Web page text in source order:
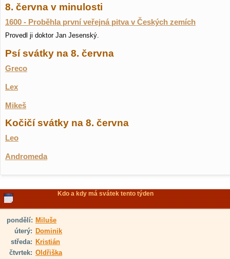
8. června v minulosti
1600 - Proběhla první veřejná pitva v Českých zemích
Provedl ji doktor Jan Jesenský.
Psí svátky na 8. června
Greco
Lex
Mikeš
Kočičí svátky na 8. června
Leo
Andromeda
Kdo a kdy má svátek tento týden
pondělí: Miluše
úterý: Dominik
středa: Kristián
čtvrtek: Oldřiška